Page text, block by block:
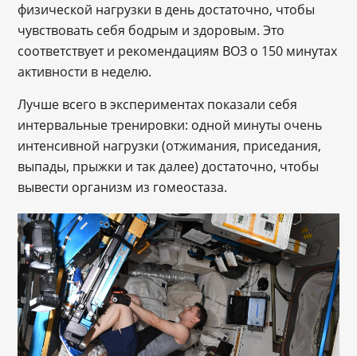
физической нагрузки в день достаточно, чтобы
чувствовать себя бодрым и здоровым. Это
соответствует и рекомендациям ВОЗ о 150 минутах
активности в неделю.
Лучше всего в экспериментах показали себя
интервальные тренировки: одной минуты очень
интенсивной нагрузки (отжимания, приседания,
выпады, прыжки и так далее) достаточно, чтобы
вывести организм из гомеостаза.